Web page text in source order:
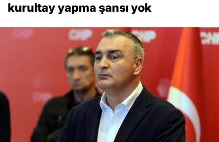
kurultay yapma şansı yok